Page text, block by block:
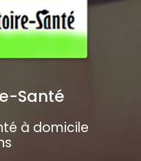
Santé
à domicile